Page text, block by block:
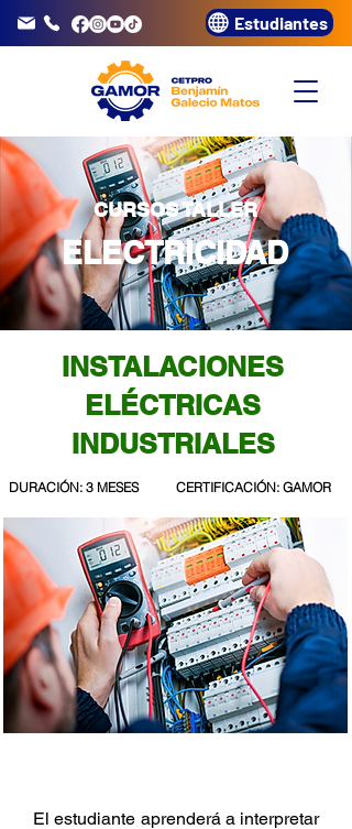
3320072 Estudiantes
CURSOS TALLER
ELECTRICIDAD
INSTALACIONES
ELÉCTRICAS
INDUSTRIALES
DURACIÓN: 3 MESES CERTIFICACIÓN: GAMOR
El estudiante aprenderá a interpretar